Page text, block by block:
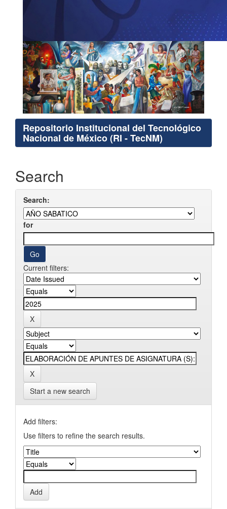
Repositorio Institucional del Tecnológico
Nacional de México (RI - TecNM)
Search
Search:
for
Current filters:
Start a new search
Add filters:
Use filters to refine the search results.